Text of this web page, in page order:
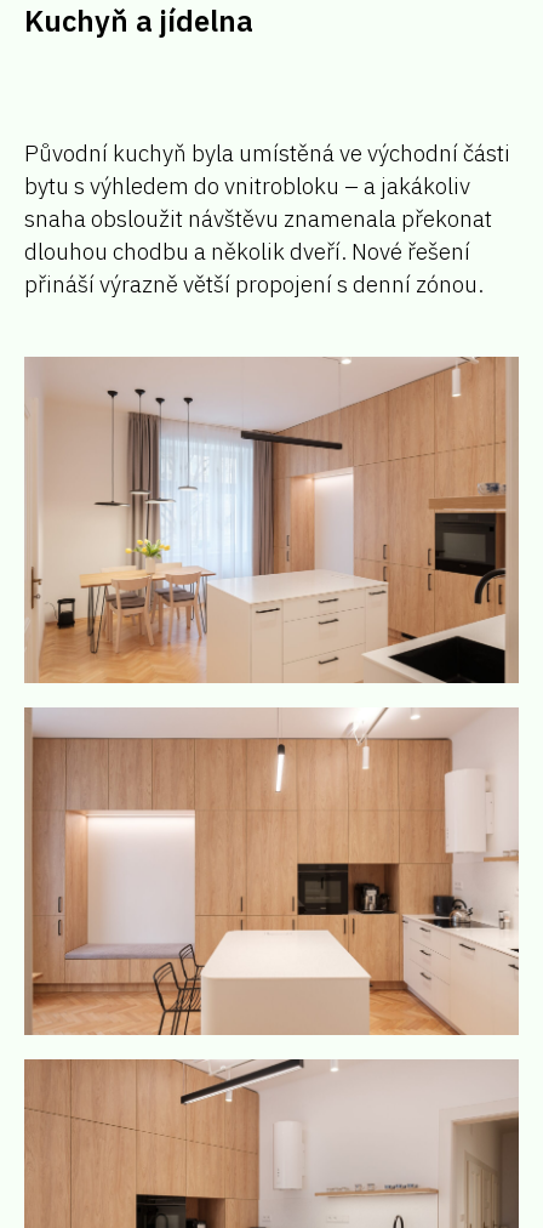
Kuchyň a jídelna
Původní kuchyň byla umístěná ve východní části
bytu s výhledem do vnitrobloku – a jakákoliv
snaha obsloužit návštěvu znamenala překonat
dlouhou chodbu a několik dveří. Nové řešení
přináší výrazně větší propojení s denní zónou.